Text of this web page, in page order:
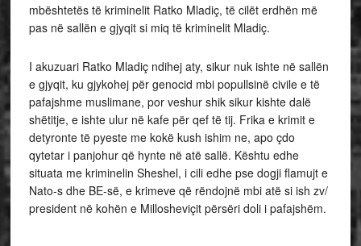
mbështetës të kriminelit Ratko Mladiç, të cilët erdhën më
pas në sallën e gjyqit si miq të kriminelit Mladiç.
I akuzuari Ratko Mladiç ndihej aty, sikur nuk ishte në sallën
e gjyqit, ku gjykohej për genocid mbi popullsinë civile e të
pafajshme muslimane, por veshur shik sikur kishte dalë
shëtitje, e ishte ulur në kafe për qef të tij. Frika e krimit e
detyronte të pyeste me kokë kush ishim ne, apo çdo
qytetar i panjohur që hynte në atë sallë. Kështu edhe
situata me kriminelin Sheshel, i cili edhe pse dogji flamujt e
Nato-s dhe BE-së, e krimeve që rëndojnë mbi atë si ish zv/
president në kohën e Millosheviçit përsëri doli i pafajshëm.